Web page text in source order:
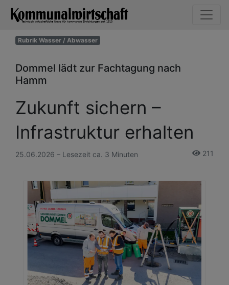
Rubrik Wasser / Abwasser
Dommel lädt zur Fachtagung nach
Hamm
Zukunft sichern –
Infrastruktur erhalten
25.06.2026 – Lesezeit ca. 3 Minuten 211